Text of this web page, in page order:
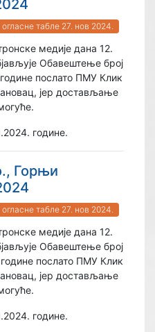
табле 27. нов 2024.
медије дана 12.
Обавештење број
послато ПМУ Клик
јер достављање
године.
Горњи
табле 27. нов 2024.
медије дана 12.
Обавештење број
послато ПМУ Клик
јер достављање
године.